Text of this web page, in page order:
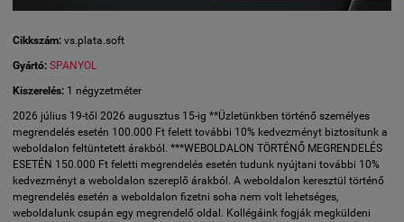
Cikkszám: vs.plata.soft
Gyártó: SPANYOL
Kiszerelés: 1 négyzetméter
2026 július 19-től 2026 augusztus 15-ig **Üzletünkben történő személyes
megrendelés esetén 100.000 Ft felett további 10% kedvezményt biztosítunk a
weboldalon feltüntetett árakból. ***WEBOLDALON TÖRTÉNŐ MEGRENDELÉS
ESETÉN 150.000 Ft feletti megrendelés esetén tudunk nyújtani további 10%
kedvezményt a weboldalon szereplő árakból. A weboldalon keresztül történő
megrendelés esetén a weboldalon fizetni soha nem volt lehetséges,
weboldalunk csupán egy megrendelő oldal. Kollégáink fogják megküldeni